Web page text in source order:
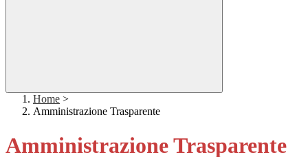
Home >
Amministrazione Trasparente
Amministrazione Trasparente